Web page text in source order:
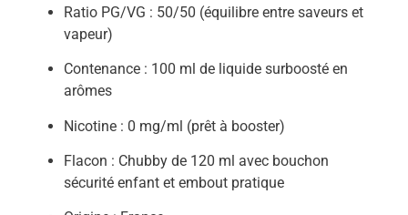
Ratio PG/VG : 50/50 (équilibre entre saveurs et
vapeur)
Contenance : 100 ml de liquide surboosté en
arômes
Nicotine : 0 mg/ml (prêt à booster)
Flacon : Chubby de 120 ml avec bouchon
sécurité enfant et embout pratique